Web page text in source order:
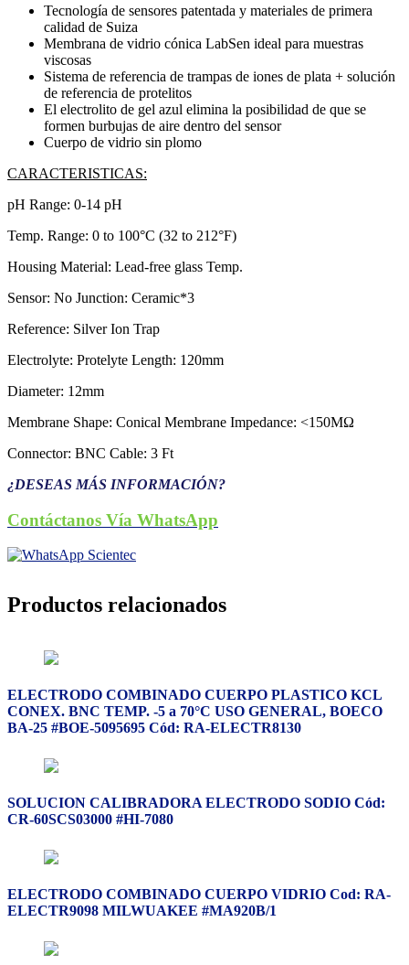
Tecnología de sensores patentada y materiales de primera
calidad de Suiza
Membrana de vidrio cónica LabSen ideal para muestras
viscosas
Sistema de referencia de trampas de iones de plata + solución
de referencia de protelitos
El electrolito de gel azul elimina la posibilidad de que se
formen burbujas de aire dentro del sensor
Cuerpo de vidrio sin plomo
CARACTERISTICAS:
pH Range: 0-14 pH
Temp. Range: 0 to 100°C (32 to 212°F)
Housing Material: Lead-free glass Temp.
Sensor: No Junction: Ceramic*3
Reference: Silver Ion Trap
Electrolyte: Protelyte Length: 120mm
Diameter: 12mm
Membrane Shape: Conical Membrane Impedance: <150MΩ
Connector: BNC Cable: 3 Ft
¿DESEAS MÁS INFORMACIÓN?
Contáctanos Vía WhatsApp
Productos relacionados
ELECTRODO COMBINADO CUERPO PLASTICO KCL
CONEX. BNC TEMP. -5 a 70°C USO GENERAL, BOECO
BA-25 #BOE-5095695 Cód: RA-ELECTR8130
SOLUCION CALIBRADORA ELECTRODO SODIO Cód:
CR-60SCS03000 #HI-7080
ELECTRODO COMBINADO CUERPO VIDRIO Cod: RA-
ELECTR9098 MILWUAKEE #MA920B/1